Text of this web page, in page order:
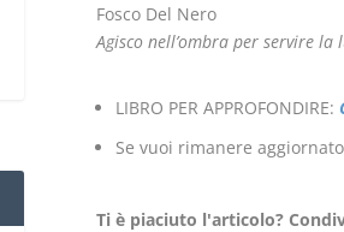
Fosco Del Nero
Agisco nell’ombra per servire la l
LIBRO PER APPROFONDIRE:
Se vuoi rimanere
Ti è piaciuto l'articolo?